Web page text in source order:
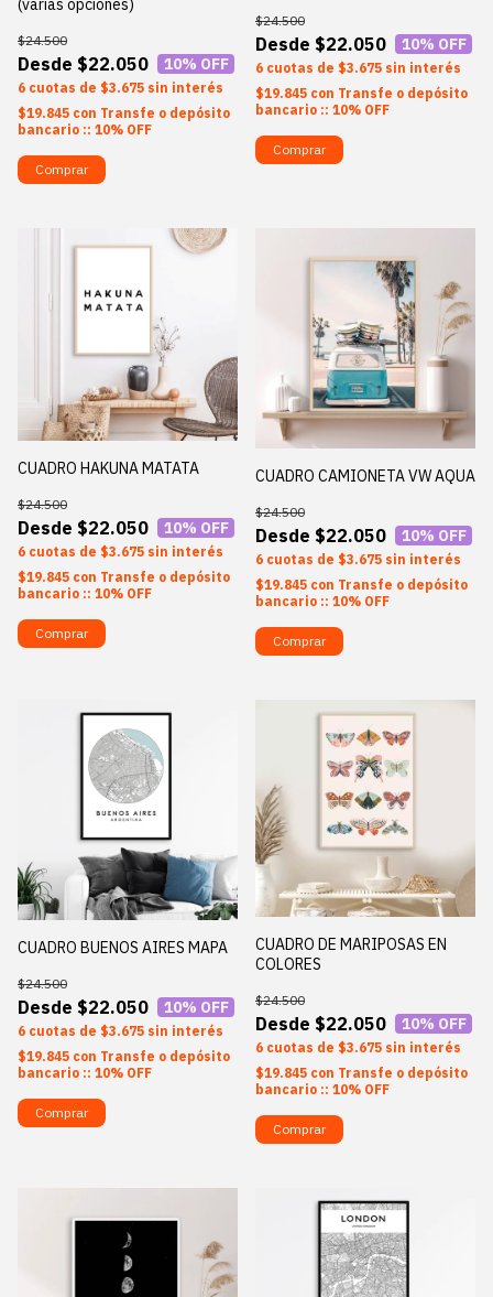
(varias opciones)
$22.050
$24.500
10% OFF
6 $3.675 sin interés
$19.845 con Transfe o depósito
bancario :: 10% OFF
Comprar
$22.050
$24.500
10% OFF
6 $3.675 sin interés
$19.845 con Transfe o depósito
bancario :: 10% OFF
Comprar
CUADRO HAKUNA MATATA
$22.050
$24.500
10% OFF
6 $3.675 sin interés
$19.845 con Transfe o depósito
bancario :: 10% OFF
Comprar
CUADRO CAMIONETA VW AQUA
$22.050
$24.500
10% OFF
6 $3.675 sin interés
$19.845 con Transfe o depósito
bancario :: 10% OFF
Comprar
CUADRO BUENOS AIRES MAPA
$22.050
$24.500
10% OFF
6 $3.675 sin interés
$19.845 con Transfe o depósito
bancario :: 10% OFF
Comprar
CUADRO DE MARIPOSAS EN
COLORES
$22.050
$24.500
10% OFF
6 $3.675 sin interés
$19.845 con Transfe o depósito
bancario :: 10% OFF
Comprar